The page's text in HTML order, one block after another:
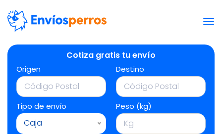
Cotiza gratis tu envío
Origen Destino
Tipo de envío
Caja
Peso (kg)